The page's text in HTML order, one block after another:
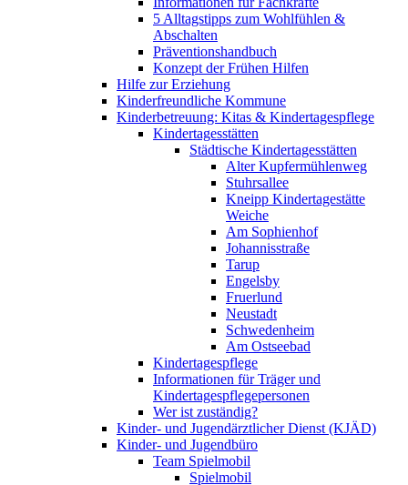
5 Alltagstipps zum Wohlfühlen &
Abschalten
Präventionshandbuch
Konzept der Frühen Hilfen
Hilfe zur Erziehung
Kinderfreundliche Kommune
Kinderbetreuung: Kitas & Kindertagespflege
Kindertagesstätten
Städtische Kindertagesstätten
Alter Kupfermühlenweg
Stuhrsallee
Kneipp Kindertagestätte
Weiche
Am Sophienhof
Johannisstraße
Tarup
Engelsby
Fruerlund
Neustadt
Schwedenheim
Am Ostseebad
Kindertagespflege
Informationen für Träger und
Kindertagespflegepersonen
Wer ist zuständig?
Kinder- und Jugendärztlicher Dienst (KJÄD)
Kinder- und Jugendbüro
Team Spielmobil
Spielmobil